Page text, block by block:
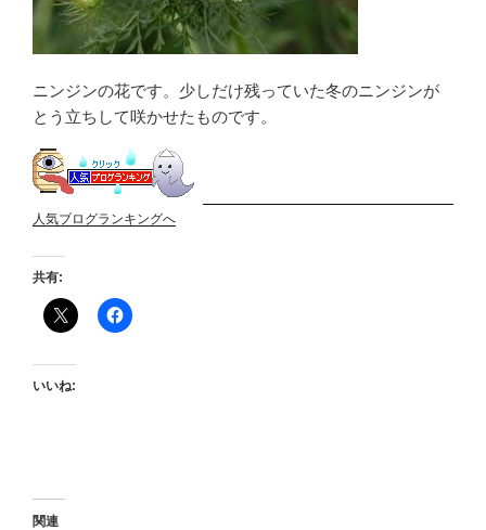
ニンジンの花です。少しだけ残っていた冬のニンジンが
とう立ちして咲かせたものです。
人気ブログランキングへ
共有:
いいね:
関連